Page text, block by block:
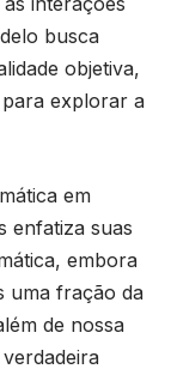
busca
objetiva,
explorar a
em
enfatiza suas
embora
uma fração da
de nossa